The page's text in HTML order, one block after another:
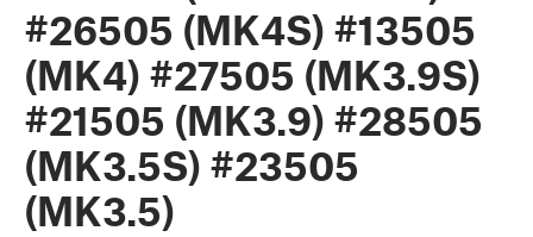
#26505 (MK4S) #13505
(MK4) #27505 (MK3.9S)
#21505 (MK3.9) #28505
(MK3.5S) #23505
(MK3.5)